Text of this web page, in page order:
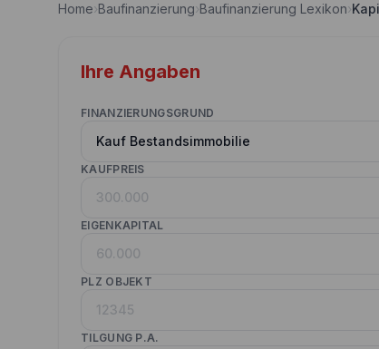
Home›Baufinanzierung›Baufinanzierung Lexikon›
Ihre Angaben
FINANZIERUNGSGRUND
KAUFPREIS
EIGENKAPITAL
PLZ OBJEKT
TILGUNG P.A.